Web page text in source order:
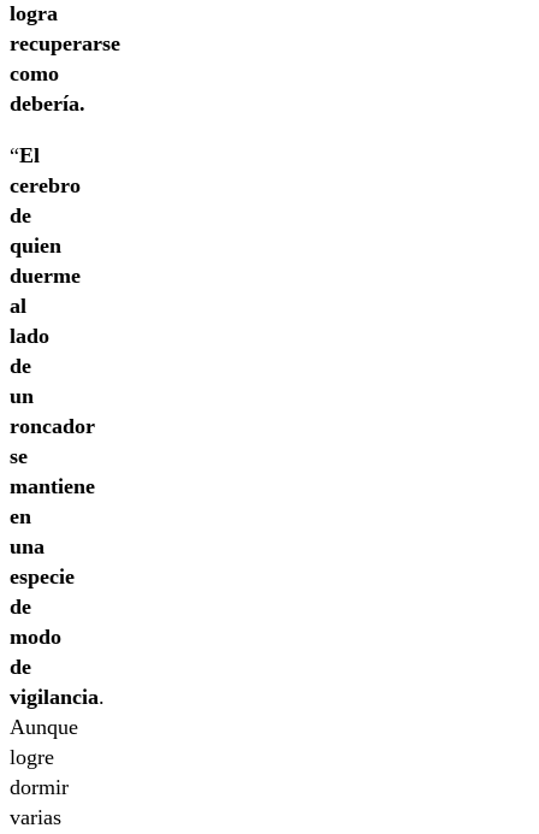
logra
recuperarse
como
debería.
“El
cerebro
de
quien
duerme
al
lado
de
un
roncador
se
mantiene
en
una
especie
de
modo
de
vigilancia.
Aunque
logre
dormir
varias